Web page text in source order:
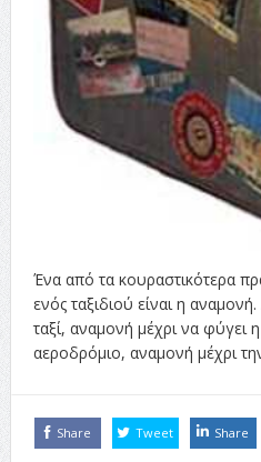
Ένα από τα κουραστικότερα
ενός ταξιδιού είναι η
ταξί, αναμονή μέχρι να φύγει
αεροδρόμιο, αναμονή μέχρι
Share Tweet Share